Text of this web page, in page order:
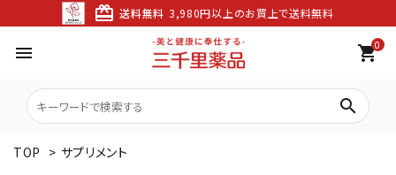
card_giftcard 送料無料 3,980円以上のお買上で送料無料
menu 0
shopping_cart
search
TOP > サプリメント